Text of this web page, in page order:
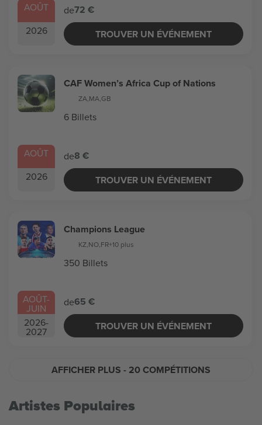
AOÛT
2026
de72 €
TROUVER UN ÉVÉNEMENT
AOÛT
2026
CAF Women’s Africa Cup of Nations
ZA,MA,GB
6 Billets
de8 €
TROUVER UN ÉVÉNEMENT
AOÛT-
JUIN
2026-
2027
Champions League
KZ,NO,FR+10 plus
350 Billets
de65 €
TROUVER UN ÉVÉNEMENT
AFFICHER PLUS - 20 COMPÉTITIONS
Artistes Populaires